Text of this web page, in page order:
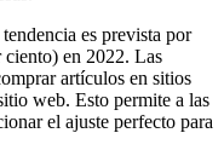
es prevista por
ciento) en 2022. Las
artículos en sitios
web. Esto permite a las
el ajuste perfecto para